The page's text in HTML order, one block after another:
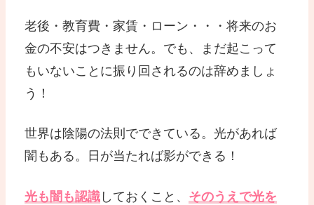
老後・教育費・家賃・ローン・・・将来のお
金の不安はつきません。でも、まだ起こって
もいないことに振り回されるのは辞めましょ
う！
世界は陰陽の法則でできている。光があれば
闇もある。日が当たれば影ができる！
光も闇も認識 しておくこと、 そのうえで光を